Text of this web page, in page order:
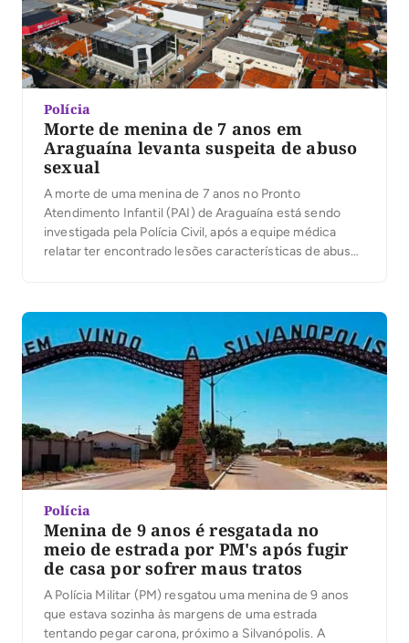
Polícia
Morte de menina de 7 anos em
Araguaína levanta suspeita de abuso
sexual
A morte de uma menina de 7 anos no Pronto
Atendimento Infantil (PAI) de Araguaína está sendo
investigada pela Polícia Civil, após a equipe médica
relatar ter encontrado lesões características de abuso
com o relato da […]
Polícia
Menina de 9 anos é resgatada no
meio de estrada por PM's após fugir
de casa por sofrer maus tratos
A Polícia Militar (PM) resgatou uma menina de 9 anos
que estava sozinha às margens de uma estrada
tentando pegar carona, próximo a Silvanópolis. A